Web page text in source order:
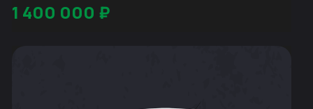
1 400 000 ₽